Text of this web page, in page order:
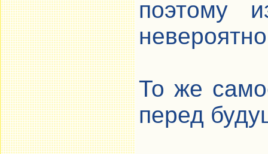
поэтому
То же
перед